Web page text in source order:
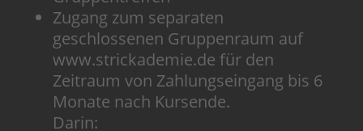
Zugang zum separaten
geschlossenen Gruppenraum auf
www.strickademie.de für den
Zeitraum von Zahlungseingang bis 6
Monate nach Kursende.
Darin: